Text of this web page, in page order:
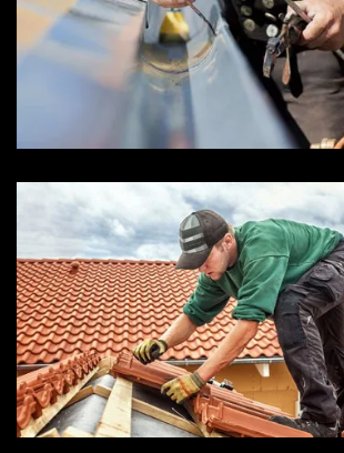
Devis zingueur 73 Savoie
Entreprise de toiture 73
Savoie